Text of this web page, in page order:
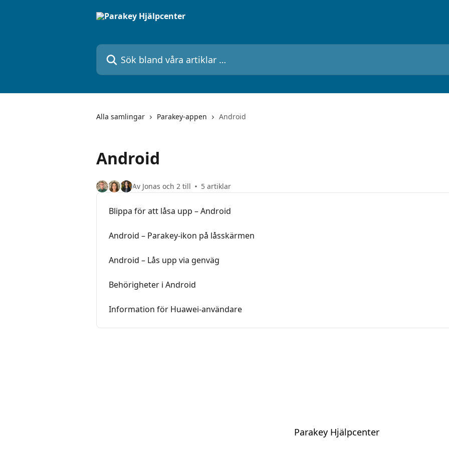
Sök bland våra artiklar …
Alla samlingar Parakey-appen Android
Android
Av Jonas och 2 till 5 artiklar
Blippa för att låsa upp – Android
Android – Parakey-ikon på låsskärmen
Android – Lås upp via genväg
Behörigheter i Android
Information för Huawei-användare
Parakey Hjälpcenter